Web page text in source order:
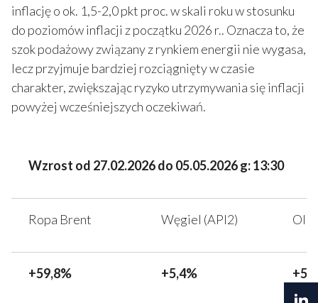
inflację o ok. 1,5-2,0 pkt proc. w skali roku w stosunku
do poziomów inflacji z początku 2026 r.. Oznacza to, że
szok podażowy związany z rynkiem energii nie wygasa,
lecz przyjmuje bardziej rozciągnięty w czasie
charakter, zwiększając ryzyko utrzymywania się inflacji
powyżej wcześniejszych oczekiwań.
Wzrost od 27.02.2026 do 05.05.2026 g: 13:30
Ropa Brent Węgiel (API2) Olej
+59,8% +5,4%